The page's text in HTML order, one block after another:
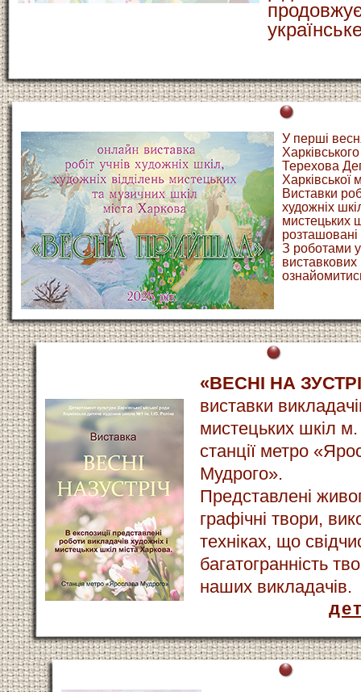
У перші
Терехова
Харківської
Виставки
художніх
мистецьких
розташовані
З роботами
«ВЕСНІ НА
виставки
мистецьких шкіл
станції метро
Мудрого».
Представлені
графічні твори,
техніках, що
багатогранність
наших викладачів.